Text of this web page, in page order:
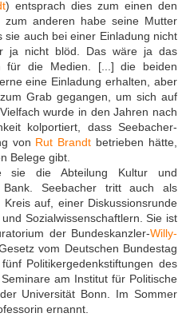
) entsprach dies zum einen den
zum anderen habe seine Mutter
auch bei einer Einladung nicht
ja nicht blöd. Das wäre ja das
für die Medien. [...] die beiden
eine Einladung erhalten, aber
Grab gegangen, um sich auf
wurde in den Jahren nach
kolportiert, dass Seebacher-
von Rut Brandt betrieben hätte,
Belege gibt.
sie die Abteilung Kultur und
Bank. Seebacher tritt auch als
auf, einer Diskussionsrunde
Sozialwissenschaftlern. Sie ist
der Bundeskanzler-Willy-
vom Deutschen Bundestag
Politikergedenkstiftungen des
am Institut für Politische
Universität Bonn. Im Sommer
ernannt.